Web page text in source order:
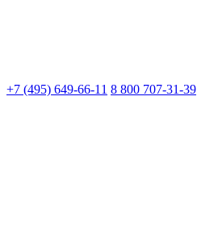
+7 (495) 649-66-11 8 800 707-31-39